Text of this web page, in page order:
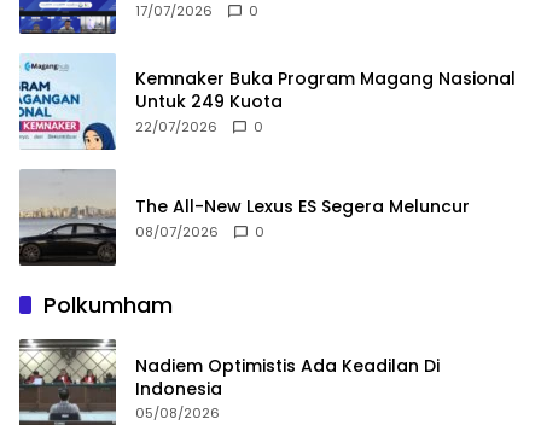
17/07/2026 0
Kemnaker Buka Program Magang Nasional
Untuk 249 Kuota
22/07/2026 0
The All-New Lexus ES Segera Meluncur
08/07/2026 0
Polkumham
Nadiem Optimistis Ada Keadilan Di
Indonesia
05/08/2026